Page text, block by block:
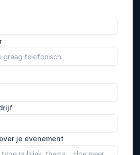
je evenement